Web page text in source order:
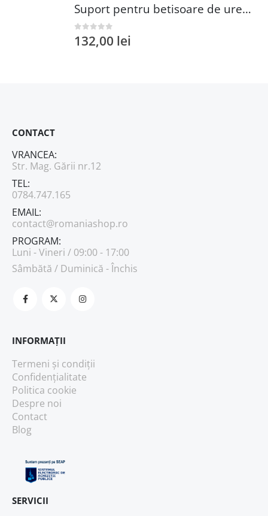
Suport pentru betisoare de urechi si dischete demachiante Wenko 18 cm inox plastic argintiu
0 out of 5
132,00 lei
CONTACT
VRANCEA:
Str. Mag. Gării nr.12
TEL:
0784.747.165
EMAIL:
contact@romaniashop.ro
PROGRAM:
Luni - Vineri / 09:00 - 17:00
Sâmbătă / Duminică - Închis
INFORMAȚII
Termeni și condiții
Confidențialitate
Politica cookie
Despre noi
Contact
Blog
SERVICII